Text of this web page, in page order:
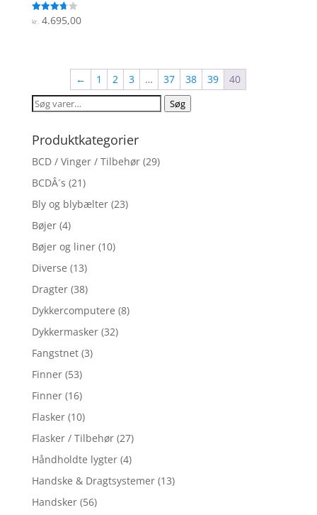
Vurderet
3.7
kr.4.695,00
← 1 2 3 … 37 38 39
40
Søg
Søg
Produktkategorier
BCD / Vinger / Tilbehør (29)
BCDÂ´s (21)
Bly og blybælter (23)
Bøjer (4)
Bøjer og liner (10)
Diverse (13)
Dragter (38)
Dykkercomputere (8)
Dykkermasker (32)
Fangstnet (3)
Finner (53)
Finner (16)
Flasker (10)
Flasker / Tilbehør (27)
Håndholdte lygter (4)
Handske & Dragtsystemer (13)
Handsker (56)